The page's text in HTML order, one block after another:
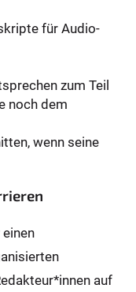
für Audio-
zum Teil
noch dem
wenn seine
auf